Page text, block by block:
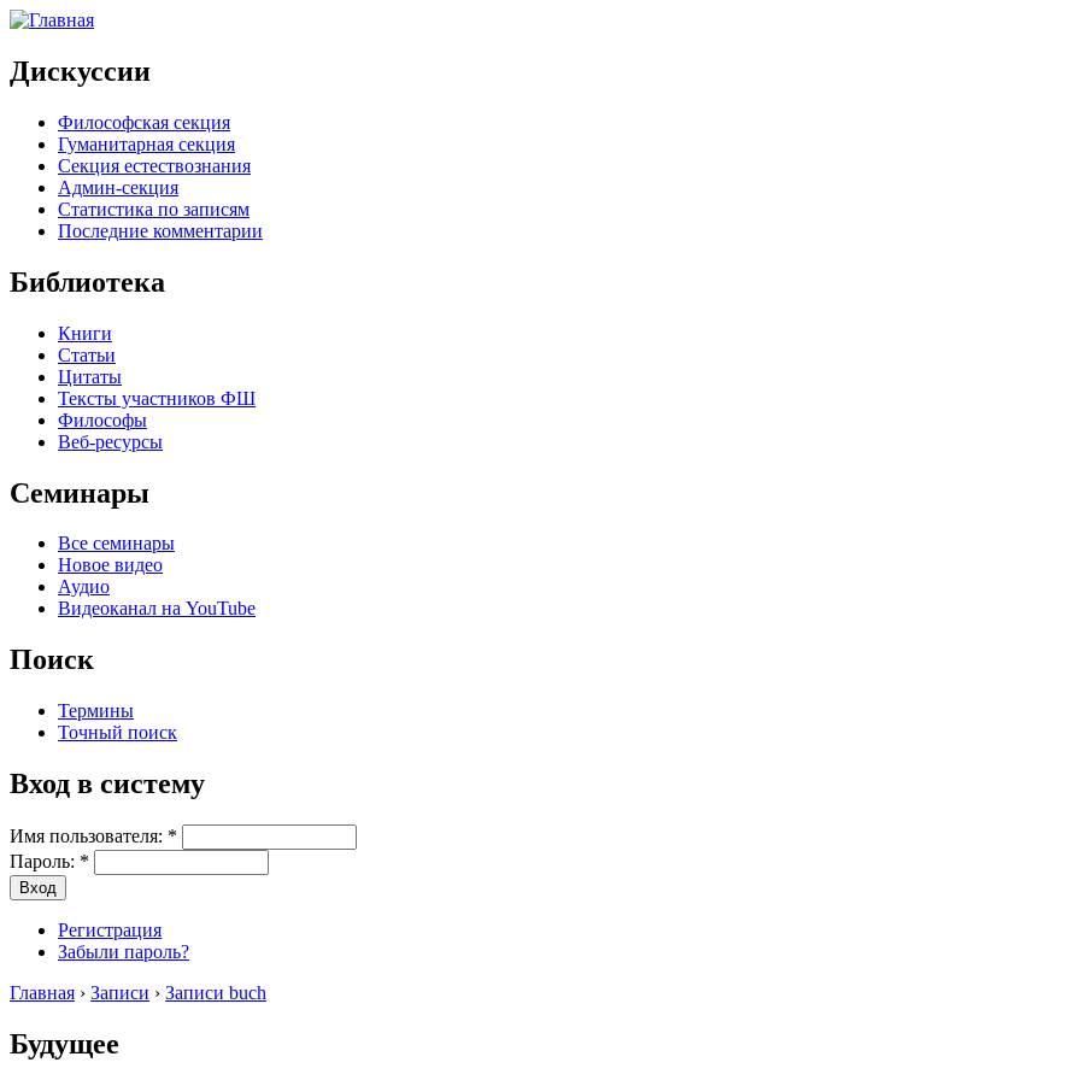
Дискуссии
Философская секция
Гуманитарная секция
Секция естествознания
Админ-секция
Статистика по записям
Последние комментарии
Библиотека
Книги
Статьи
Цитаты
Тексты участников ФШ
Философы
Веб-ресурсы
Семинары
Все семинары
Новое видео
Аудио
Видеоканал на YouTube
Поиск
Термины
Точный поиск
Вход в систему
Имя пользователя: *
Пароль: *
Регистрация
Забыли пароль?
Главная › Записи › Записи buch
Будущее